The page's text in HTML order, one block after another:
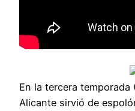
En la tercera temporada
Alicante sirvió de